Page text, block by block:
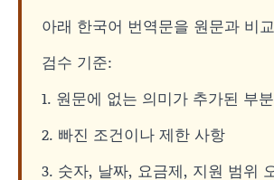
아래 한국어 번역문을 원문과 비
검수 기준:
1. 원문에 없는 의미가 추가된 부분
2. 빠진 조건이나 제한 사항
3. 숫자, 날짜, 요금제, 지원 범위